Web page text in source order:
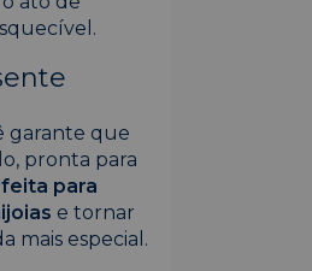
garante que
pronta para
para
e tornar
mais especial.